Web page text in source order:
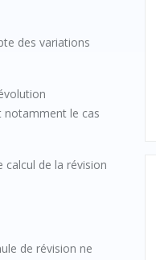
des variations
notamment le cas
calcul de la révision
de révision ne